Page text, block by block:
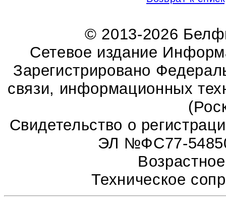
© 2013-2026
Сетевое издание
Зарегистрировано
связи, информационных
Свидетельство о
ЭЛ №ФС77-
Техническое